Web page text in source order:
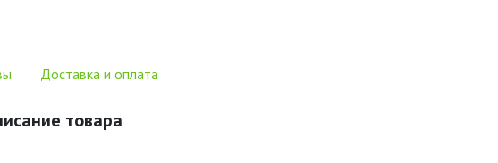
Доставка и оплата
товара